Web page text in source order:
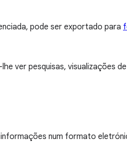
pode ser exportado para
ver pesquisas, visualizações
num formato